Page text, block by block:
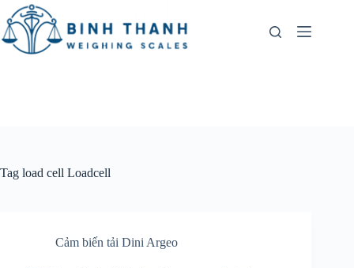
Skip
to
content
Tag load cell Loadcell
Cảm biến tải Dini Argeo